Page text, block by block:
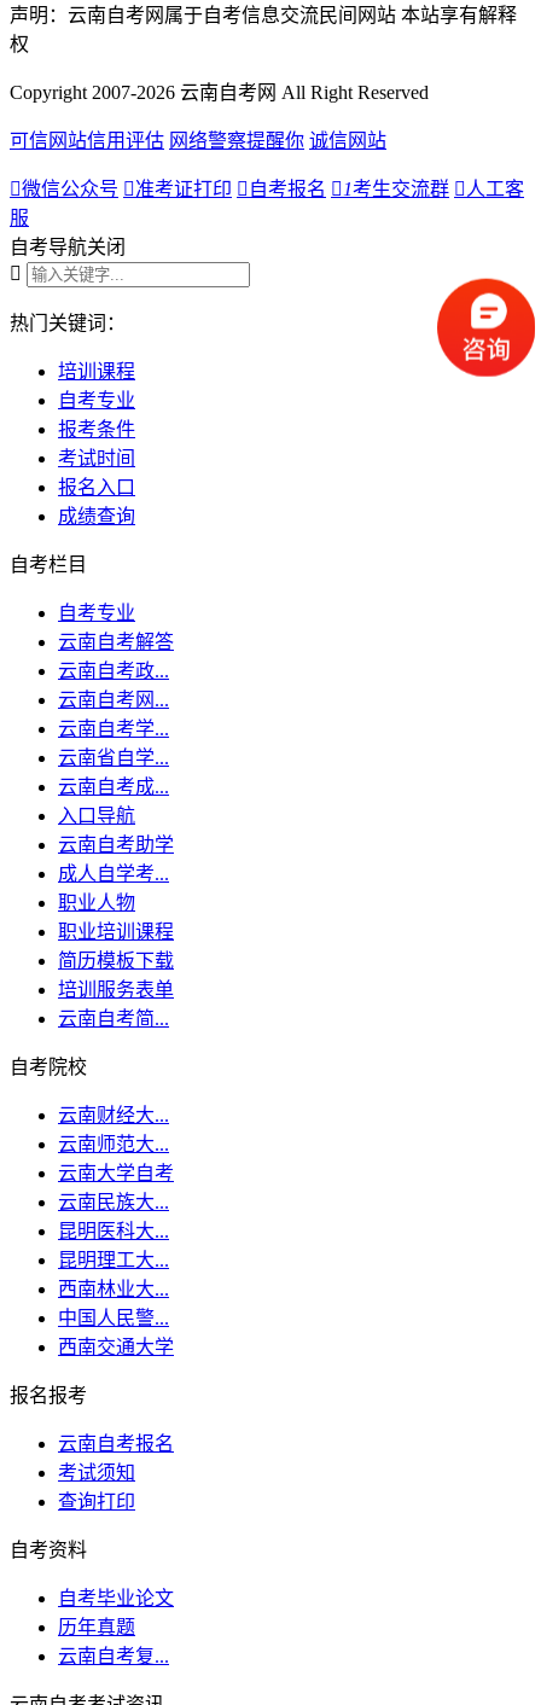
声明：云南自考网属于自考信息交流民间网站 本站享有解释
权
Copyright 2007-2026 云南自考网 All Right Reserved
可信网站信用评估 网络警察提醒你 诚信网站
微信公众号 准考证打印  自考报名  1考生交流群  人工客
服
自考导航关闭

热门关键词：
培训课程
自考专业
报考条件
考试时间
报名入口
成绩查询
自考栏目
自考专业
云南自考解答
云南自考政...
云南自考网...
云南自考学...
云南省自学...
云南自考成...
入口导航
云南自考助学
成人自学考...
职业人物
职业培训课程
简历模板下载
培训服务表单
云南自考简...
自考院校
云南财经大...
云南师范大...
云南大学自考
云南民族大...
昆明医科大...
昆明理工大...
西南林业大...
中国人民警...
西南交通大学
报名报考
云南自考报名
考试须知
查询打印
自考资料
自考毕业论文
历年真题
云南自考复...